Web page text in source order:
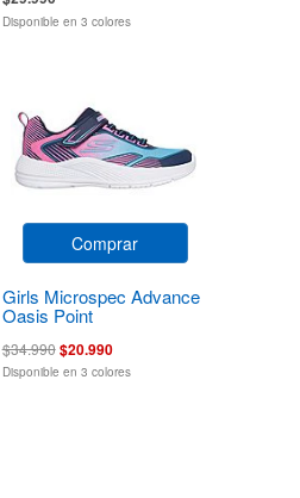
Disponible en 3 colores
Comprar
Girls Microspec Advance
Oasis Point
$34.990$20.990
Disponible en 3 colores